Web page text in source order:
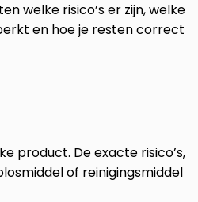
welke risico’s er zijn, welke
en hoe je resten correct
product. De exacte risico’s,
of reinigingsmiddel